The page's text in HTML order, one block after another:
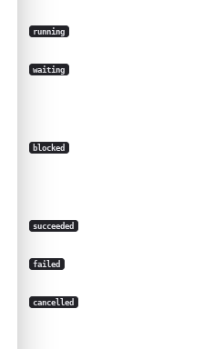
running
waiting
blocked
succeeded
failed
cancelled